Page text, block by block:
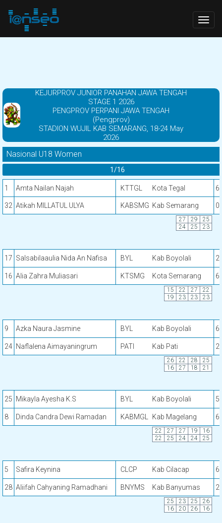
KEJURPROV JUNIOR PANAHAN JAWA TENGAH
STAGE 1 2026
PENGPROV PERPANI JAWA TENGAH
(Pengprov)
STADION WUJIL KAB SEMARANG, 18-24 May
2026
Nasional U18 Women
1/16
1 Amta Nailan Najah KTTGL Kota Tegal 6
32 Atikah MILLATUL ULYA KABSMG Kab Semarang 0
27 29
25
24
25 23
17 Salsabilaaulia Nida An Nafisa BYL Kab Boyolali 2
16 Alia Zahra Muliasari KTSMG Kota Semarang 6
15 22 27
22
19
23 23 23
9 Azka Naura Jasmine BYL Kab Boyolali 6
24 Naflalena Aimayaningrum PATI Kab Pati 2
26 22 28
25
16
27 18 21
25 Mikayla Ayesha K.S BYL Kab Boyolali 5
8 Dinda Candra Dewi Ramadan KABMGL Kab Magelang 6
22 27 27 19
16
22
25 24 24 25
5 Safira Keynina CLCP Kab Cilacap 6
28 Aliifah Cahyaning Ramadhani BNYMS Kab Banyumas 2
25 23 25
26
16
20 26 16